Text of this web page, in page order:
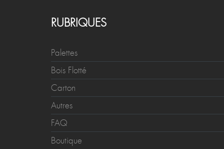
RUBRIQUES
Palettes
Bois Flotté
Carton
Autres
FAQ
Boutique